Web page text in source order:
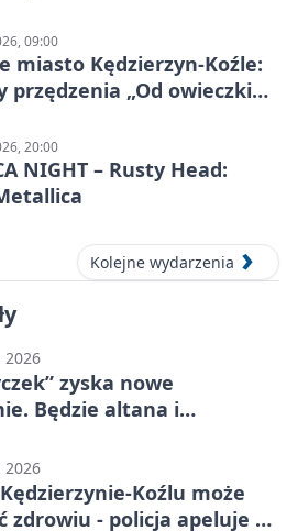
09:00
miasto Kędzierzyn-Koźle:
przędzenia „Od owieczki
20:00
NIGHT – Rusty Head:
Kolejne wydarzenia
zyska nowe
Będzie altana i
Koźlu może
zdrowiu - policja apeluje o